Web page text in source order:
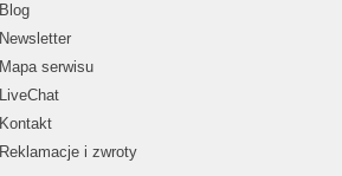
Blog
Newsletter
Mapa serwisu
LiveChat
Kontakt
Reklamacje i zwroty